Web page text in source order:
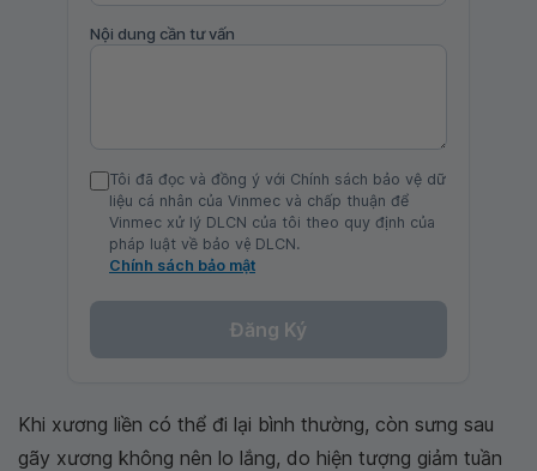
Nội dung cần tư vấn
Tôi đã đọc và đồng ý với Chính sách bảo vệ dữ
liệu cá nhân của Vinmec và chấp thuận để
Vinmec xử lý DLCN của tôi theo quy định của
pháp luật về bảo vệ DLCN.
Chính sách bảo mật
Đăng Ký
Khi xương liền có thể đi lại bình thường, còn sưng sau
gãy xương không nên lo lắng, do hiện tượng giảm tuần